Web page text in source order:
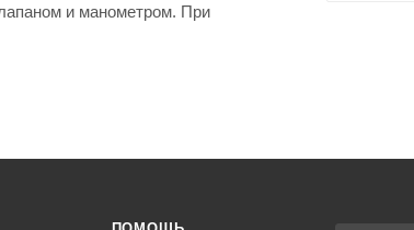
и манометром. При